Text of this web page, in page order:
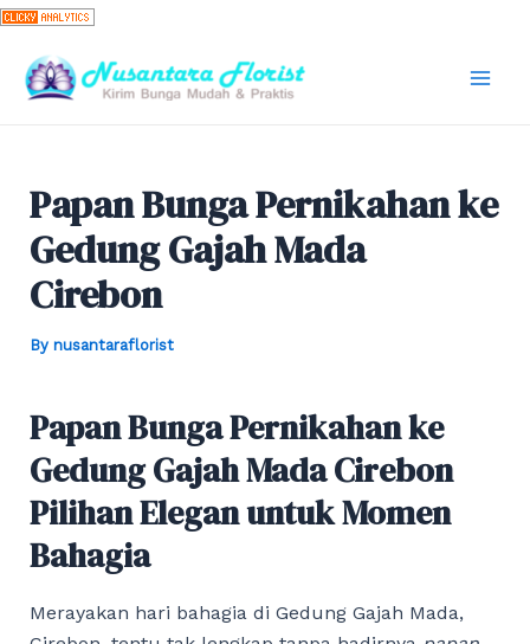
Skip
content
Papan Bunga Pernikahan ke
Gedung Gajah Mada
Cirebon
By nusantaraflorist
Papan Bunga Pernikahan ke
Gedung Gajah Mada Cirebon
Pilihan Elegan untuk Momen
Bahagia
Merayakan hari bahagia di Gedung Gajah Mada,